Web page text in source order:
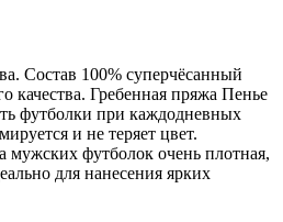
Состав 100% суперчёсанный
качества. Гребенная пряжа Пенье
футболки при каждодневных
и не теряет цвет.
мужских футболок очень плотная,
для нанесения ярких